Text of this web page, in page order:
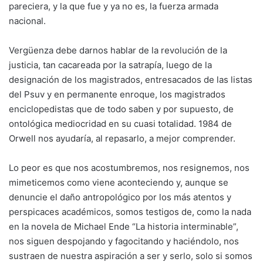
pareciera, y la que fue y ya no es, la fuerza armada
nacional.
Vergüenza debe darnos hablar de la revolución de la
justicia, tan cacareada por la satrapía, luego de la
designación de los magistrados, entresacados de las listas
del Psuv y en permanente enroque, los magistrados
enciclopedistas que de todo saben y por supuesto, de
ontológica mediocridad en su cuasi totalidad. 1984 de
Orwell nos ayudaría, al repasarlo, a mejor comprender.
Lo peor es que nos acostumbremos, nos resignemos, nos
mimeticemos como viene aconteciendo y, aunque se
denuncie el daño antropológico por los más atentos y
perspicaces académicos, somos testigos de, como la nada
en la novela de Michael Ende “La historia interminable”,
nos siguen despojando y fagocitando y haciéndolo, nos
sustraen de nuestra aspiración a ser y serlo, solo si somos